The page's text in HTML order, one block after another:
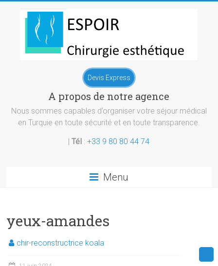
Chirurgie
esthetique
Turquie
Devis Express
A propos de notre agence
Nous sommes capables d’organiser votre séjour médical
en Turquie en toute sécurité et en toute transparence.
|Tél :+33 9 80 80 44 74
Menu
yeux-amandes
chir-reconstructrice koala